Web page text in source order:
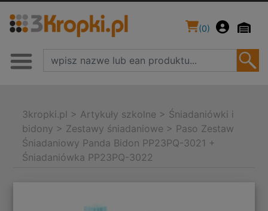
(0)
3kropki.pl > Artykuły szkolne > Śniadaniówki i
bidony > Zestawy śniadaniowe > Paso Zestaw
Śniadaniowy Panda Bidon PP23PQ-3021 +
Śniadaniówka PP23PQ-3022